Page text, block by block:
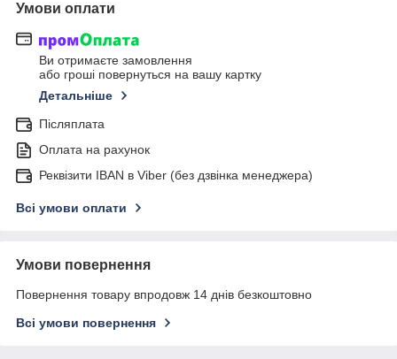
Умови оплати
Ви отримаєте замовлення
або гроші повернуться на вашу картку
Детальніше
Післяплата
Оплата на рахунок
Реквізити IBAN в Viber (без дзвінка менеджера)
Всі умови оплати
Умови повернення
Повернення товару впродовж 14 днів безкоштовно
Всі умови повернення